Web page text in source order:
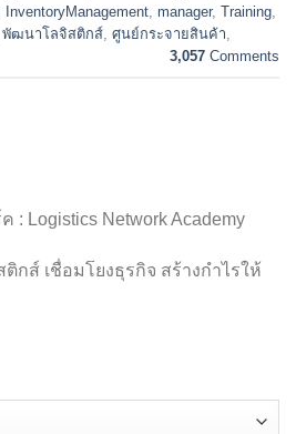
InventoryManagement manager, Training
พัฒนาโลจิสติกส์ ศูนย์กระจายสินค้า
3,057 Comments
: Logistics Network Academy
ส์ เชื่อมโยงธุรกิจ สร้างกำไรให้